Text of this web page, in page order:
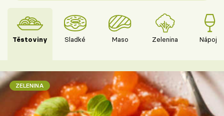
Těstoviny Sladké Maso Zelenina Nápoje
ZELENINA